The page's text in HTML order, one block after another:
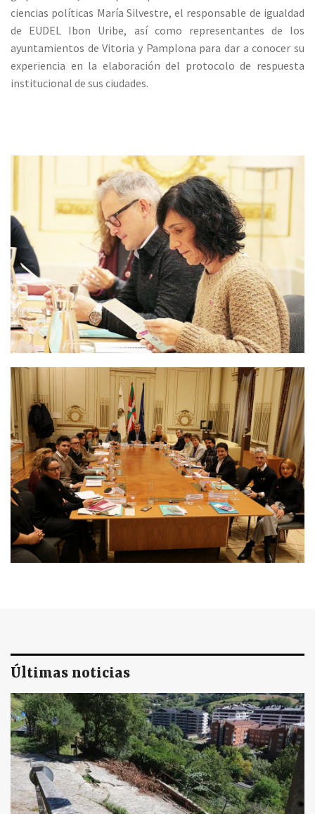
ciencias políticas María Silvestre, el responsable de igualdad
de EUDEL Ibon Uribe, así como representantes de los
ayuntamientos de Vitoria y Pamplona para dar a conocer su
experiencia en la elaboración del protocolo de respuesta
institucional de sus ciudades.
Últimas noticias